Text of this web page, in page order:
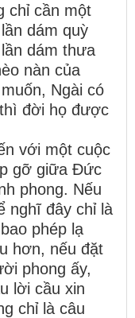
chỉ cần một
dám quỳ
dám thưa
nàn của
Ngài có
đời họ được
với một cuộc
gỡ giữa Đức
phong. Nếu
nghĩ đây chỉ là
phép lạ
hơn, nếu đặt
phong ấy,
lời cầu xin
chỉ là câu